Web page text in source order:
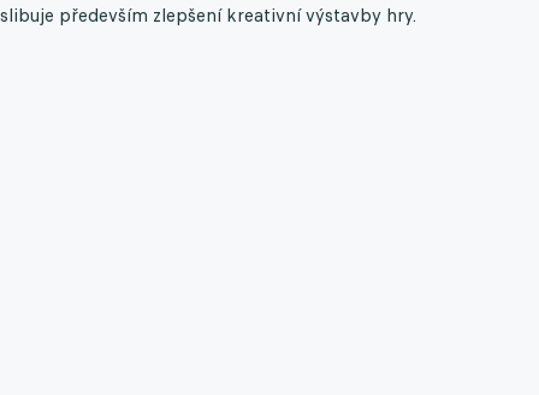
slibuje především zlepšení kreativní výstavby hry.